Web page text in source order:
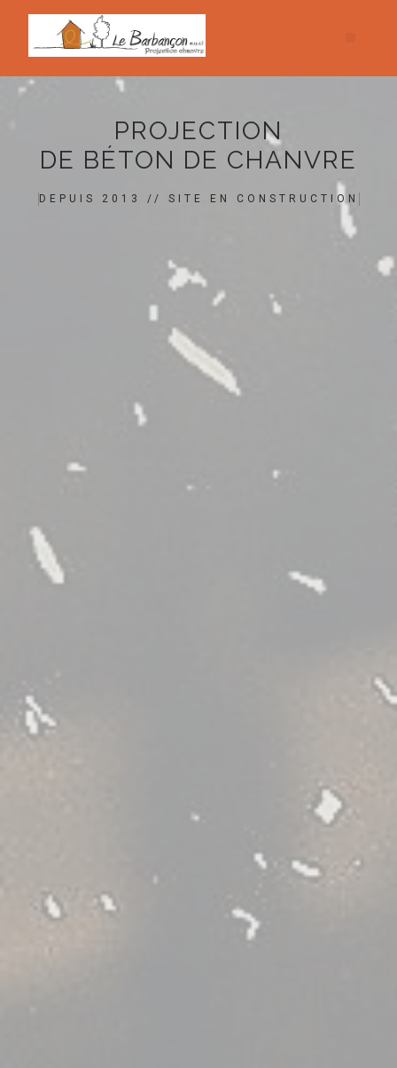
PROJECTION
DE BÉTON DE CHANVRE
DEPUIS 2013 // SITE EN CONSTRUCTION